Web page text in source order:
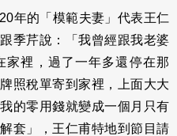
年的「模範夫妻」代表王仁
季芹說：「我曾經跟我老婆
家裡，過了一年多還停在那
照稅單寄到家裡，上面大大
的零用錢就變成一個月只有
套」，王仁甫特地到節目請